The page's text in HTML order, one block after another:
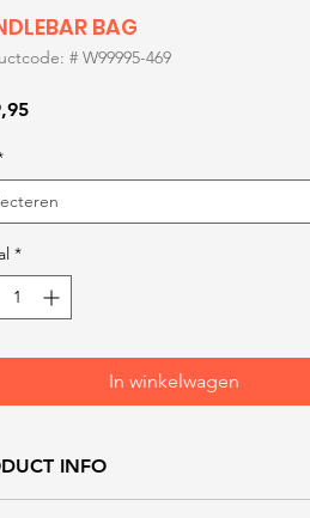
BAG
# W99995-469
Prijs
*
In winkelwagen
INFO